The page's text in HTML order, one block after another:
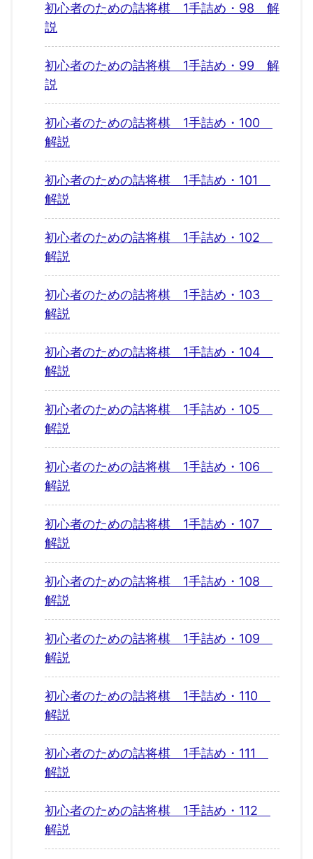
初心者のための詰将棋 1手詰め・98 解
説
初心者のための詰将棋 1手詰め・99 解
説
初心者のための詰将棋 1手詰め・100
解説
初心者のための詰将棋 1手詰め・101
解説
初心者のための詰将棋 1手詰め・102
解説
初心者のための詰将棋 1手詰め・103
解説
初心者のための詰将棋 1手詰め・104
解説
初心者のための詰将棋 1手詰め・105
解説
初心者のための詰将棋 1手詰め・106
解説
初心者のための詰将棋 1手詰め・107
解説
初心者のための詰将棋 1手詰め・108
解説
初心者のための詰将棋 1手詰め・109
解説
初心者のための詰将棋 1手詰め・110
解説
初心者のための詰将棋 1手詰め・111
解説
初心者のための詰将棋 1手詰め・112
解説